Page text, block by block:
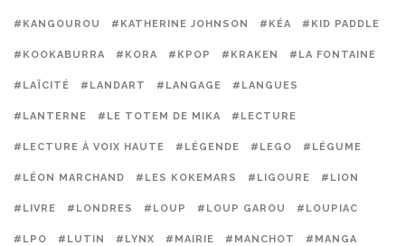
#KANGOUROU #KATHERINE JOHNSON #KÉA #KID PADDLE
#KOOKABURRA #KORA #KPOP #KRAKEN #LA FONTAINE
#LAÏCITÉ #LANDART #LANGAGE #LANGUES
#LANTERNE #LE TOTEM DE MIKA #LECTURE
#LECTURE À VOIX HAUTE #LÉGENDE #LEGO #LÉGUME
#LÉON MARCHAND #LES KOKEMARS #LIGOURE #LION
#LIVRE #LONDRES #LOUP #LOUP GAROU #LOUPIAC
#LPO #LUTIN #LYNX #MAIRIE #MANCHOT #MANGA